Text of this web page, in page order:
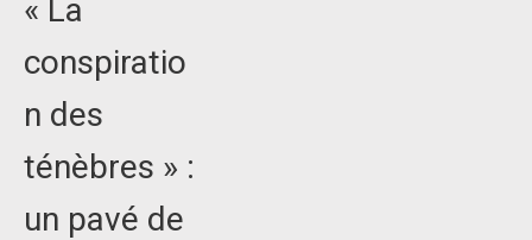
« La
conspiratio
n des
ténèbres » :
un pavé de